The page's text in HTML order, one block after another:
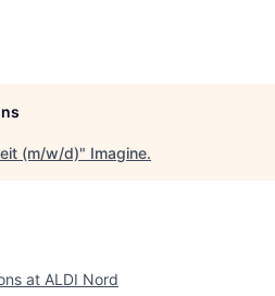
(m/w/d)" Imagine.
at ALDI Nord